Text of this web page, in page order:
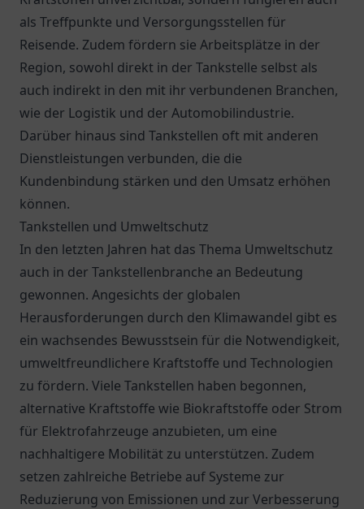
als Treffpunkte und Versorgungsstellen für
Reisende. Zudem fördern sie Arbeitsplätze in der
Region, sowohl direkt in der Tankstelle selbst als
auch indirekt in den mit ihr verbundenen Branchen,
wie der Logistik und der Automobilindustrie.
Darüber hinaus sind Tankstellen oft mit anderen
Dienstleistungen verbunden, die die
Kundenbindung stärken und den Umsatz erhöhen
können.
Tankstellen und Umweltschutz
In den letzten Jahren hat das Thema Umweltschutz
auch in der Tankstellenbranche an Bedeutung
gewonnen. Angesichts der globalen
Herausforderungen durch den Klimawandel gibt es
ein wachsendes Bewusstsein für die Notwendigkeit,
umweltfreundlichere Kraftstoffe und Technologien
zu fördern. Viele Tankstellen haben begonnen,
alternative Kraftstoffe wie Biokraftstoffe oder Strom
für Elektrofahrzeuge anzubieten, um eine
nachhaltigere Mobilität zu unterstützen. Zudem
setzen zahlreiche Betriebe auf Systeme zur
Reduzierung von Emissionen und zur Verbesserung